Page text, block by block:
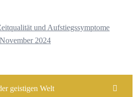
und Aufstiegssymptome
2024
geistigen Welt